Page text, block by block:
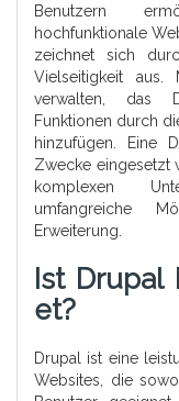
Benutzern
hochfunktionale
zeichnet sich
Vielseitigkeit aus.
verwalten, das
Funktionen durch
hinzufügen. Eine
Zwecke eingesetzt
komplexen
umfangreiche
Erweiterung.
Ist Drupal
Et?
Drupal ist eine
Websites, die